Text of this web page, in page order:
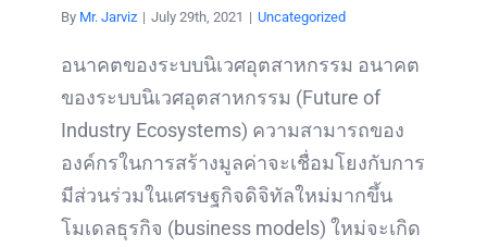
By Mr. Jarviz | July 29th, 2021 | Uncategorized
อนาคตของระบบนิเวศอุตสาหกรรม อนาคต
ของระบบนิเวศอุตสาหกรรม (Future of
Industry Ecosystems) ความสามารถของ
องค์กรในการสร้างมูลค่าจะเชื่อมโยงกับการ
มีส่วนร่วมในเศรษฐกิจดิจิทัลใหม่มากขึ้น
โมเดลธุรกิจ (business models) ใหม่จะเกิด